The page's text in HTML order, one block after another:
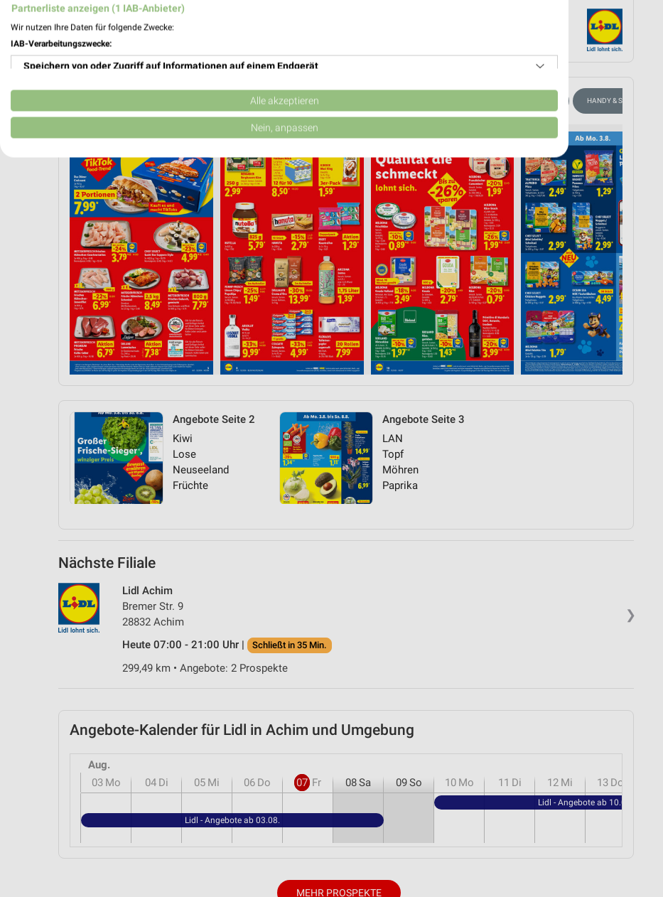
WEIN HANDY & SMARTPHONE
Angebote Seite 2
Kiwi
Lose
Neuseeland
Früchte
Angebote Seite 3
LAN
Topf
Möhren
Paprika
Nächste Filiale
❯
Lidl Achim
Bremer Str. 9
28832 Achim
Heute 07:00 - 21:00 Uhr |
Schließt in 35 Min.
299,49 km • Angebote: 2 Prospekte
Angebote-Kalender für Lidl in Achim und Umgebung
Aug.
03 Mo 04 Di 05 Mi 06 Do 07 Fr 08Sa 09So 10 Mo 11 Di 12 Mi 13 Do
Lidl - Angebote ab 10.08.
Lidl - Angebote ab 03.08.
MEHR PROSPEKTE
Partnerliste anzeigen (1 IAB-Anbieter)
Wir nutzen Ihre Daten für folgende Zwecke:
IAB-Verarbeitungszwecke:
Speichern von oder Zugriff auf Informationen auf einem Endgerät
Verwendung reduzierter Daten zur Auswahl von Werbeanzeigen
Erstellung von Profilen für personalisierte Werbung
Erstellung von Profilen zur Personalisierung von Inhalten
Verwendung von Profilen zur Auswahl personalisierter Inhalte
Messung der Werbeleistung
Messung der Performance von Inhalten
Analyse von Zielgruppen durch Statistiken oder Kombinationen von Daten aus verschiedenen
Entwicklung und Verbesserung der Angebote
Verwendung reduzierter Daten zur Auswahl von Inhalten
Verwendung genauer Standortdaten
Geräte anhand von aktiv angeforderten Informationen identifizieren
Nicht-IAB-Verarbeitungszwecke:
Alle akzeptieren
Nein, anpassen